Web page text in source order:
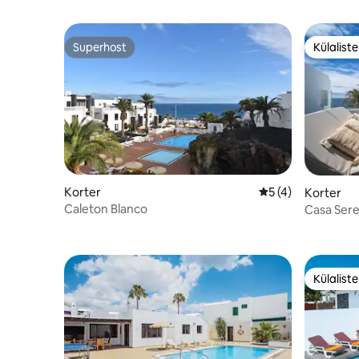
Superhost
Superhost
Korter Keskmine
5 (4)
Caleton Blanco
Korter
Casa